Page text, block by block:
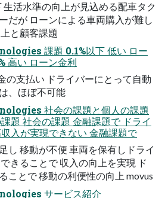
⽣活⽔準の向上が⾒込める配⾞タク
だが ローンによる⾞両購⼊が難し
と顧客課題
課題 0.1%以下 低い ロー
⾼い ローン⾦利
の⽀払い ドライバーにとって⾃動
、ほぼ不可能
社会の課題と個⼈の課題
題 社会の課題 ⾦融課題で ドライ
⼊が実現できない ⾦融課題で
し 移動が不便 ⾞両を保有しドライ
きることで 収⼊の向上を実現 ド
ことで 移動の利便性の向上 movus
サービス紹介